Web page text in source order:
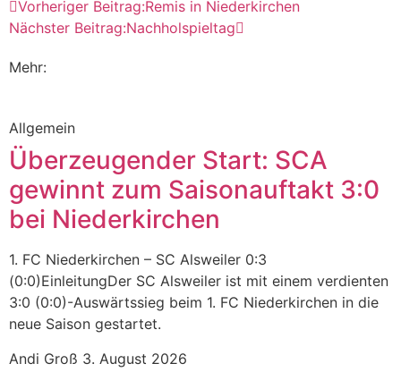
Vorheriger Beitrag:Remis in Niederkirchen
Nächster Beitrag:Nachholspieltag
Mehr:
Allgemein
Überzeugender Start: SCA
gewinnt zum Saisonauftakt 3:0
bei Niederkirchen
1. FC Niederkirchen – SC Alsweiler 0:3
(0:0)EinleitungDer SC Alsweiler ist mit einem verdienten
3:0 (0:0)-Auswärtssieg beim 1. FC Niederkirchen in die
neue Saison gestartet.
Andi Groß 3. August 2026